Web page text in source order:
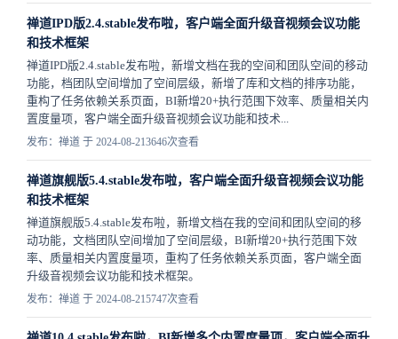
禅道IPD版2.4.stable发布啦，客户端全面升级音视频会议功能
和技术框架
禅道IPD版2.4.stable发布啦，新增文档在我的空间和团队空间的移动
功能，档团队空间增加了空间层级，新增了库和文档的排序功能，
重构了任务依赖关系页面，BI新增20+执行范围下效率、质量相关内
置度量项，客户端全面升级音视频会议功能和技术...
发布：禅道 于 2024-08-213646次查看
禅道旗舰版5.4.stable发布啦，客户端全面升级音视频会议功能
和技术框架
禅道旗舰版5.4.stable发布啦，新增文档在我的空间和团队空间的移
动功能，文档团队空间增加了空间层级，BI新增20+执行范围下效
率、质量相关内置度量项，重构了任务依赖关系页面，客户端全面
升级音视频会议功能和技术框架。
发布：禅道 于 2024-08-215747次查看